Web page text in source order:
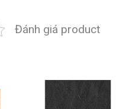
Đánh giá product